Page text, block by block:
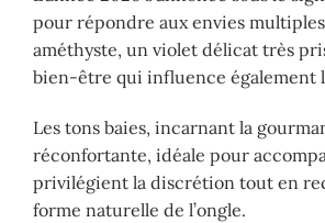
pour répondre aux envies
améthyste, un violet délicat très
bien-être qui influence également
Les tons baies, incarnant la
réconfortante, idéale pour
privilégient la discrétion tout en
forme naturelle de l’ongle.